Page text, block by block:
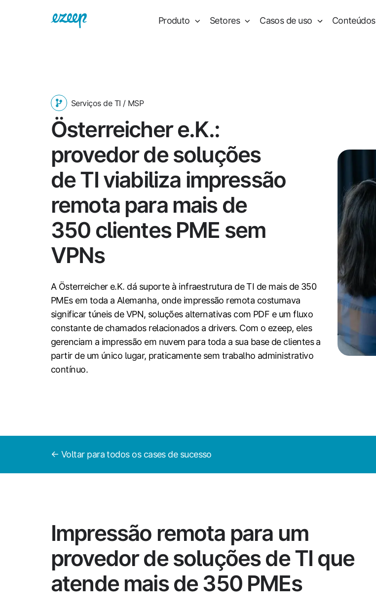
Produto Setores Casos de uso Conteúdos
Serviços de TI / MSP
Österreicher e.K.:
provedor de soluções
de TI viabiliza impressão
remota para mais de
350 clientes PME sem
VPNs
A Österreicher e.K. dá suporte à infraestrutura de TI de mais de 350
PMEs em toda a Alemanha, onde impressão remota costumava
significar túneis de VPN, soluções alternativas com PDF e um fluxo
constante de chamados relacionados a drivers. Com o ezeep, eles
gerenciam a impressão em nuvem para toda a sua base de clientes a
partir de um único lugar, praticamente sem trabalho administrativo
contínuo.
← Voltar para todos os cases de sucesso
Impressão remota para um
provedor de soluções de TI que
atende mais de 350 PMEs